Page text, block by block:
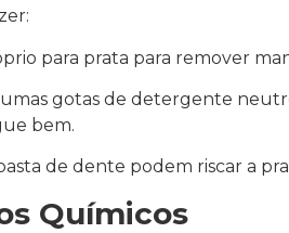
para prata para remover
gotas de detergente
bem.
de dente podem riscar a
Químicos